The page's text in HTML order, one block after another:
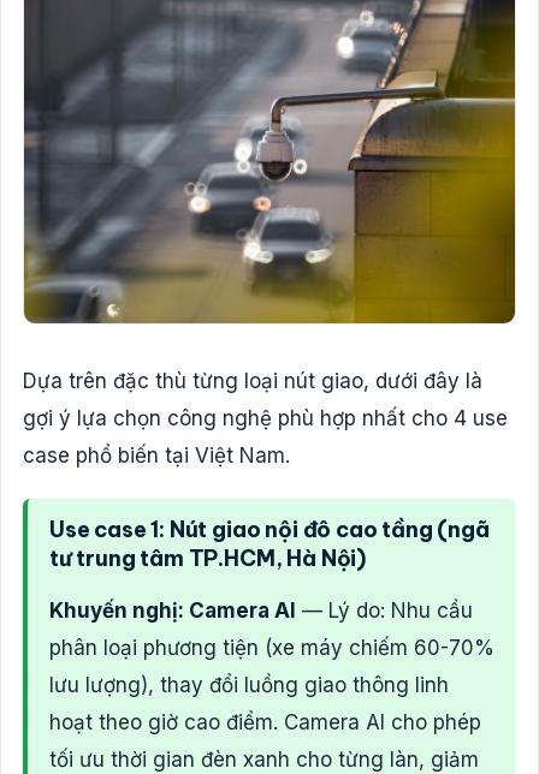
Dựa trên đặc thù từng loại nút giao, dưới đây là
gợi ý lựa chọn công nghệ phù hợp nhất cho 4 use
case phổ biến tại Việt Nam.
Use case 1: Nút giao nội đô cao tầng (ngã
tư trung tâm TP.HCM, Hà Nội)
Khuyến nghị: Camera AI — Lý do: Nhu cầu
phân loại phương tiện (xe máy chiếm 60-70%
lưu lượng), thay đổi luồng giao thông linh
hoạt theo giờ cao điểm. Camera AI cho phép
tối ưu thời gian đèn xanh cho từng làn, giảm